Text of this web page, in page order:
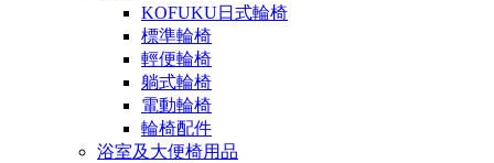
KOFUKU日式輪椅
標準輪椅
輕便輪椅
躺式輪椅
電動輪椅
輪椅配件
浴室及大便椅用品